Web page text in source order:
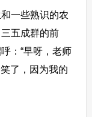
一些熟识的农
五成群的前
：“早呀，老师
了，因为我的